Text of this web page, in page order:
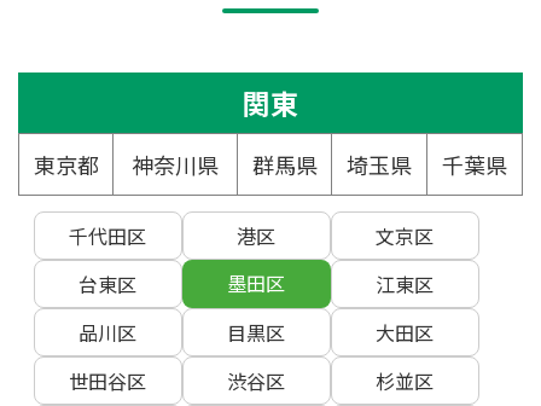
関東
東京都 神奈川県 群馬県 埼玉県 千葉県
千代田区 港区
文京区
台東区
墨田区
江東区
品川区
目黒区
大田区
世田谷区
渋谷区
杉並区